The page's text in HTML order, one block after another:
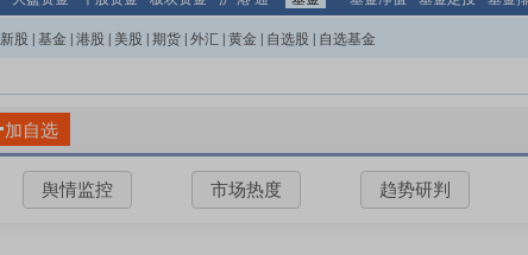
新股 基金 港股 美股 期货 外汇 黄金 自选股 自选基金
加自选
舆情监控 市场热度 趋势研判